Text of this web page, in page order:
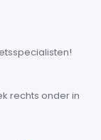
rechts onder in